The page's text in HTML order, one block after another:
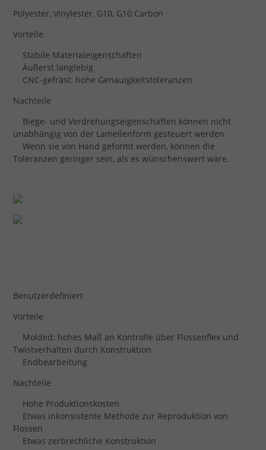
Polyester, Vinylester, G10, G10 Carbon
Vorteile
Stabile Materialeigenschaften
Äußerst langlebig
CNC-gefräst: hohe Genauigkeitstoleranzen
Nachteile
Biege- und Verdrehungseigenschaften können nicht
unabhängig von der Lamellenform gesteuert werden
Wenn sie von Hand geformt werden, können die
Toleranzen geringer sein, als es wünschenswert wäre.
Benutzerdefiniert
Vorteile
Molded: hohes Maß an Kontrolle über Flossenflex und
Twistverhalten durch Konstruktion
Endbearbeitung
Nachteile
Hohe Produktionskosten
Etwas inkonsistente Methode zur Reproduktion von
Flossen
Etwas zerbrechliche Konstruktion